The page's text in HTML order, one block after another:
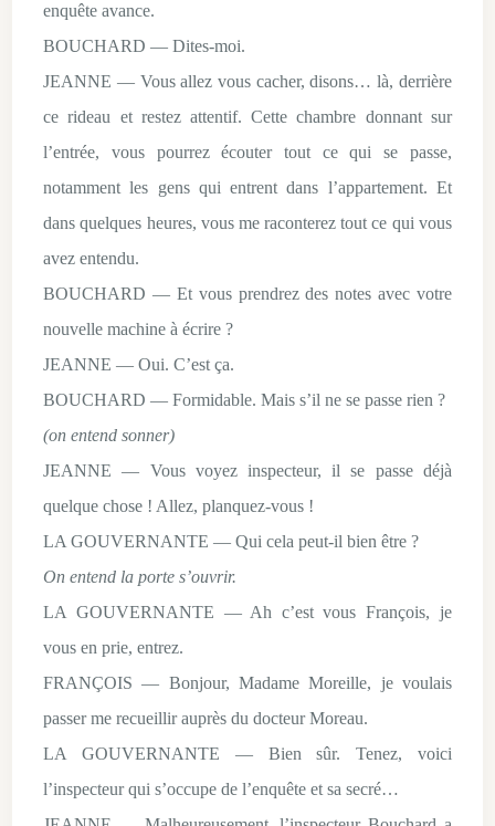
enquête avance.
BOUCHARD — Dites-moi.
JEANNE — Vous allez vous cacher, disons… là, derrière
ce rideau et restez attentif. Cette chambre donnant sur
l’entrée, vous pourrez écouter tout ce qui se passe,
notamment les gens qui entrent dans l’appartement. Et
dans quelques heures, vous me raconterez tout ce qui vous
avez entendu.
BOUCHARD — Et vous prendrez des notes avec votre
nouvelle machine à écrire ?
JEANNE — Oui. C’est ça.
BOUCHARD — Formidable. Mais s’il ne se passe rien ?
(on entend sonner)
JEANNE — Vous voyez inspecteur, il se passe déjà
quelque chose ! Allez, planquez-vous !
LA GOUVERNANTE — Qui cela peut-il bien être ?
On entend la porte s’ouvrir.
LA GOUVERNANTE — Ah c’est vous François, je
vous en prie, entrez.
FRANÇOIS — Bonjour, Madame Moreille, je voulais
passer me recueillir auprès du docteur Moreau.
LA GOUVERNANTE — Bien sûr. Tenez, voici
l’inspecteur qui s’occupe de l’enquête et sa secré…